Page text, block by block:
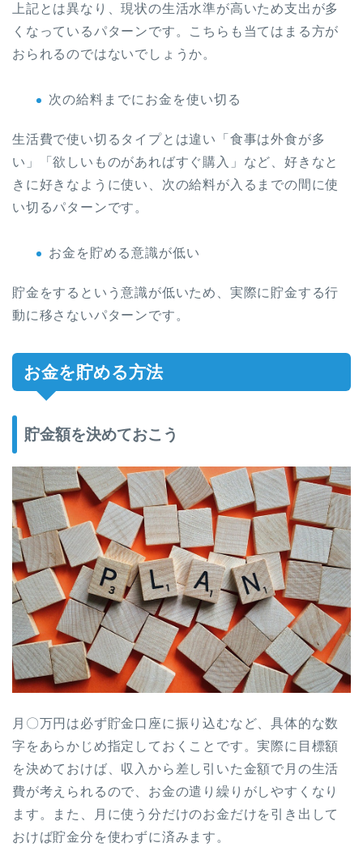
上記とは異なり、現状の生活水準が高いため支出が多
くなっているパターンです。こちらも当てはまる方が
おられるのではないでしょうか。
次の給料までにお金を使い切る
生活費で使い切るタイプとは違い「食事は外食が多
い」「欲しいものがあればすぐ購入」など、好きなと
きに好きなように使い、 次の給料が入るまでの間に使
い切るパターンです。
お金を貯める意識が低い
貯金をするという意識が低いため、実際に貯金する行
動に移さないパターンです。
お金を貯める方法
貯金額を決めておこう
月〇万円は必ず貯金口座に振り込むなど、具体的な数
字をあらかじめ指定しておくことです。実際に目標額
を決めておけば、収入から差し引いた金額で月の生活
費が考えられるので、お金の遣り繰りがしやすくなり
ます。また、月に使う分だけのお金だけを引き出して
おけば貯金分を使わずに済みます。